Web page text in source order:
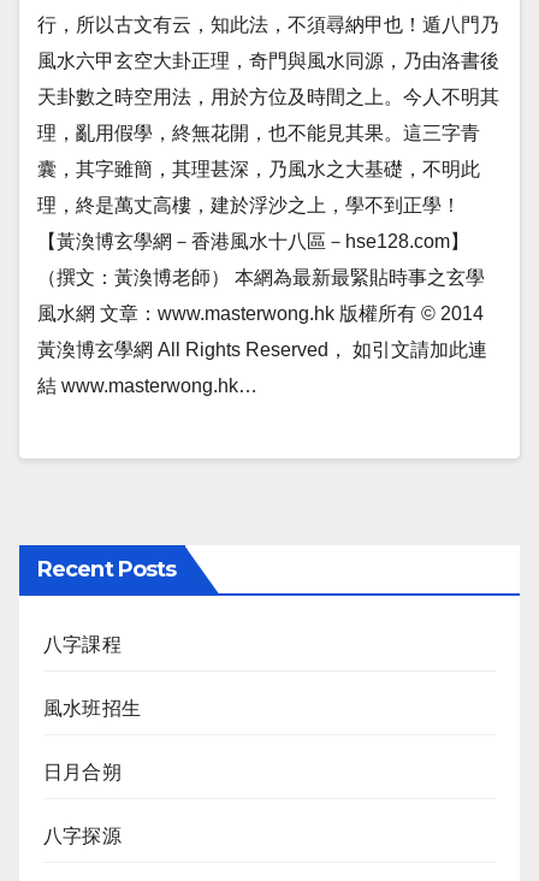
行，所以古文有云，知此法，不須尋納甲也！遁八門乃
風水六甲玄空大卦正理，奇門與風水同源，乃由洛書後
天卦數之時空用法，用於方位及時間之上。今人不明其
理，亂用假學，終無花開，也不能見其果。這三字青
囊，其字雖簡，其理甚深，乃風水之大基礎，不明此
理，終是萬丈高樓，建於浮沙之上，學不到正學！
【黃渙博玄學網－香港風水十八區－hse128.com】
（撰文：黃渙博老師） 本網為最新最緊貼時事之玄學
風水網 文章：www.masterwong.hk 版權所有 © 2014
黃渙博玄學網 All Rights Reserved， 如引文請加此連
結 www.masterwong.hk…
Recent Posts
八字課程
風水班招生
日月合朔
八字探源